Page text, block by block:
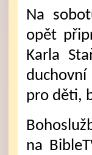
Na
opět
Karla
pro děti,
na